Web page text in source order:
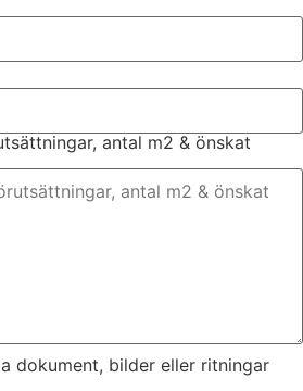
antal m2 & önskat
dokument, bilder eller ritningar